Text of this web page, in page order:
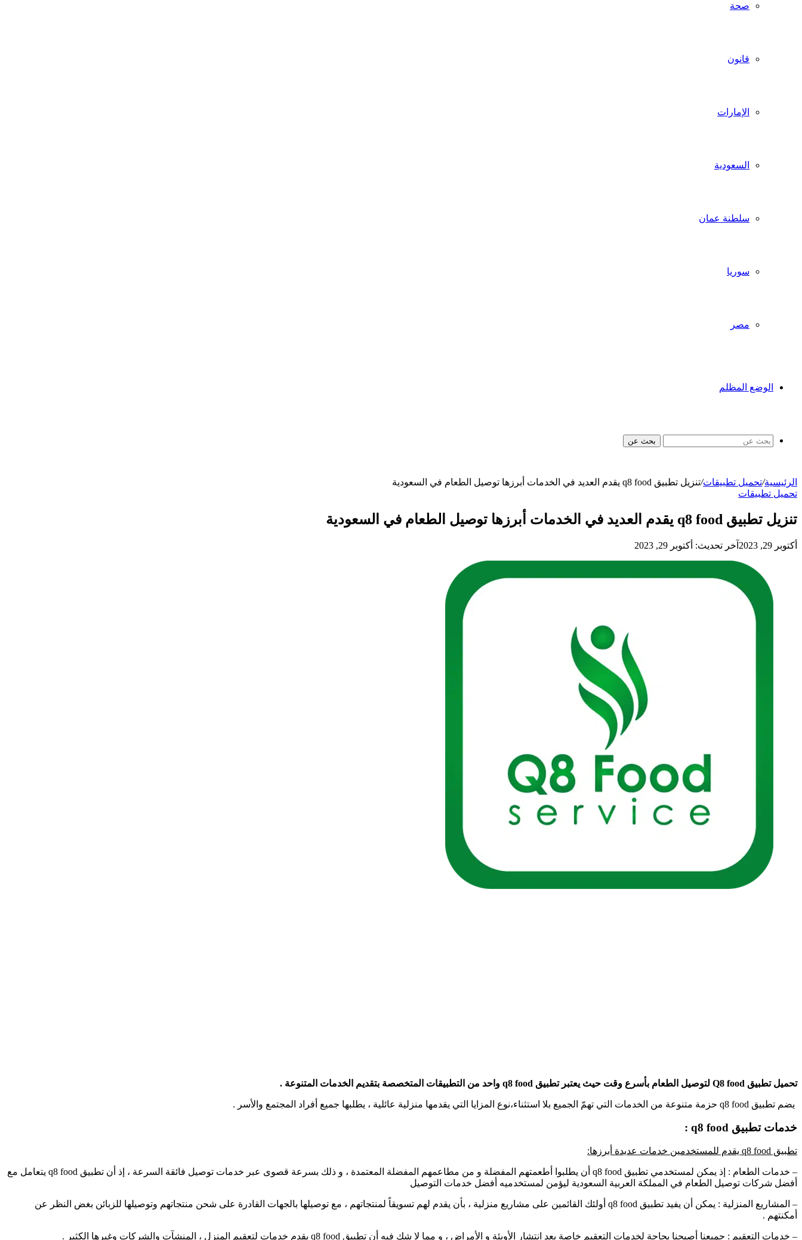
صحة
قانون
الإمارات
السعودية
سلطنة عمان
سوريا
مصر
الوضع المظلم
بحث عن
الرئيسية/تحميل تطبيقات/تنزيل تطبيق q8 food يقدم العديد في الخدمات أبرزها توصيل الطعام في السعودية
تحميل تطبيقات
تنزيل تطبيق q8 food يقدم العديد في الخدمات أبرزها توصيل الطعام في السعودية
أكتوبر 29, 2023 آخر تحديث: أكتوبر 29, 2023
تحميل تطبيق Q8 food لتوصيل الطعام بأسرع وقت حيث يعتبر تطبيق q8 food واحد من التطبيقات المتخصصة بتقديم الخدمات المتنوعة .
يضم تطبيق q8 food حزمة متنوعة من الخدمات التي تهمّ الجميع بلا استثناء،نوع المزايا التي يقدمها منزلية عائلية ، يطلبها جميع أفراد المجتمع والأسر .
خدمات تطبيق q8 food :
تطبيق q8 food يقدم للمستخدمين خدمات عديدة أبرزها:
– خدمات الطعام : إذ يمكن لمستخدمي تطبيق q8 food أن يطلبوا أطعمتهم المفضلة و من مطاعمهم المفضلة المعتمدة ، و ذلك بسرعة قصوى عبر خدمات توصيل فائقة السرعة ، إذ أن تطبيق q8 food يتعامل مع
أفضل شركات توصيل الطعام في المملكة العربية السعودية ليؤمن لمستخدميه أفضل خدمات التوصيل
– المشاريع المنزلية : يمكن أن يفيد تطبيق q8 food أولئك القائمين على مشاريع منزلية ، بأن يقدم لهم تسويقاً لمنتجاتهم ، مع توصيلها بالجهات القادرة على شحن منتجاتهم وتوصيلها للزبائن بغض النظر عن
أمكنتهم .
– خدمات التعقيم : جميعنا أصبحنا بحاجة لخدمات التعقيم خاصة بعد انتشار الأوبئة و الأمراض ، و مما لا شك فيه أن تطبيق q8 food يقدم خدمات لتعقيم المنزل ، المنشآت والشركات وغيرها الكثير .